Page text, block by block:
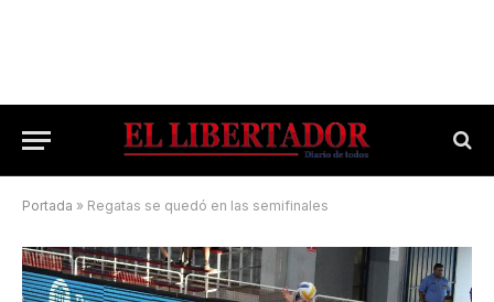
Portada » Regatas se quedó en las semifinales